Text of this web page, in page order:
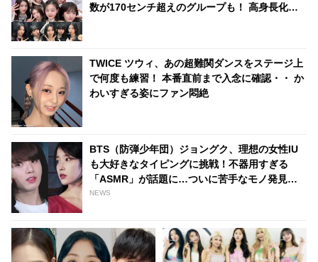
数が170センチ超えのグループも！ 高身長化を
TWICE ツウィ、あの超難関ダンスをステージ上
で何度も練習！ 本番直前まで入念に確認・・ か
わいすぎる姿にファン悶絶
BTS（防弾少年団）ジョングク、理想の女性IU
も大好きなタイピングに挑戦！不器用すぎる
「ASMR」が話題に…ついに苦手なモノ発見？
[動画あり]
NEWS